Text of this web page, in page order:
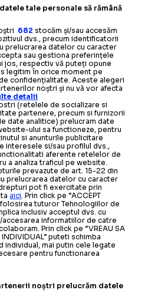
tale personale să rămână
682 stocăm și/sau accesăm
dvs., precum identificatorii
prelucrarea datelor cu caracter
sau gestiona preferințele
jos, respectiv vă puteți opune
legitim în orice moment pe
confidențialitate. Aceste alegeri
noștri și nu vă vor afecta
detalii
(retelele de socializare si
partenere, precum si furnizorii
date analitice) prelucram date
ului sa functioneze, pentru
si anunturile publicitare
interesele si/sau profilul dvs.,
aferente retelelor de
a analiza traficul pe website.
prevazute de art. 15-22 din
prelucrarea datelor cu caracter
pot fi exercitate prin
aici. Prin click pe “ACCEPT
folosirea tuturor Tehnologiilor de
inclusiv acceptul dvs. cu
informatiilor de catre
Prin click pe “VREAU SA
INDIVIDUAL” puteti schimba
individual, mai putin cele legate
pentru functionarea
noștri prelucrăm datele